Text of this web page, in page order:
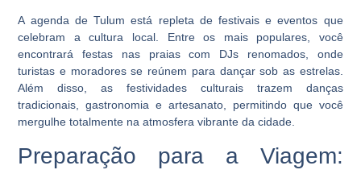
A agenda de Tulum está repleta de festivais e eventos que
celebram a cultura local. Entre os mais populares, você
encontrará festas nas praias com DJs renomados, onde
turistas e moradores se reúnem para dançar sob as estrelas.
Além disso, as festividades culturais trazem danças
tradicionais, gastronomia e artesanato, permitindo que você
mergulhe totalmente na atmosfera vibrante da cidade.
Preparação para a Viagem: